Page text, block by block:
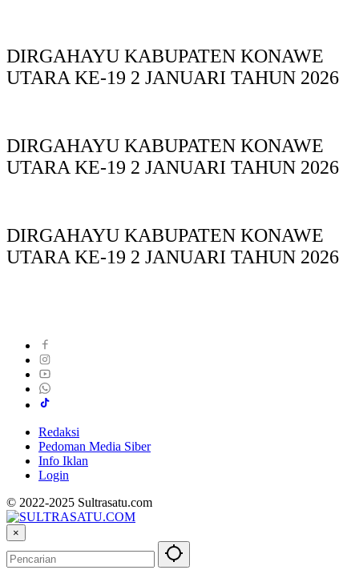
DIRGAHAYU KABUPATEN KONAWE
UTARA KE-19 2 JANUARI TAHUN 2026
DIRGAHAYU KABUPATEN KONAWE
UTARA KE-19 2 JANUARI TAHUN 2026
DIRGAHAYU KABUPATEN KONAWE
UTARA KE-19 2 JANUARI TAHUN 2026
Redaksi
Pedoman Media Siber
Info Iklan
Login
© 2022-2025 Sultrasatu.com
×